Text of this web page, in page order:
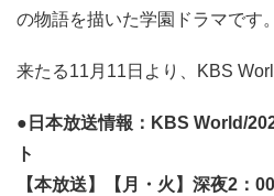
の物語を描いた学園ドラマです。
来たる11月11日より、KBS
●日本放送情報：KBS World/
ト
【本放送】【月・火】深夜2：